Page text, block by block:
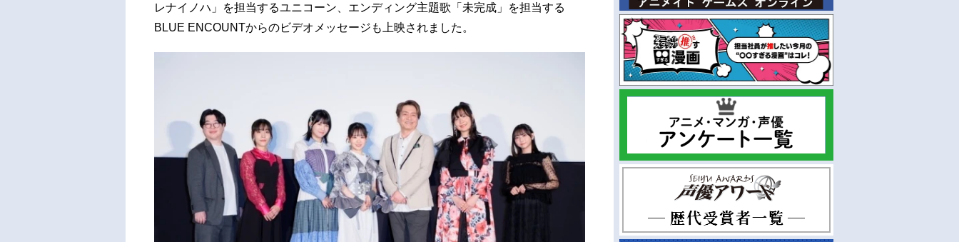
レナイノハ」を担当するユニコーン、エンディング主題歌「未完成」を担当する
BLUE ENCOUNTからのビデオメッセージも上映されました。